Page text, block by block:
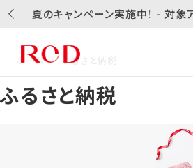
夏のキャンペーン実施中！ - 対象
ホーム ふるさと納税
ふるさと納税